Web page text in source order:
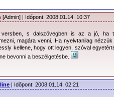
[Admin] | Időpont: 2008.01.14. 10:37
versben, s dalszövegben is az a jó, ha
magára venni. Ha nyelvtanilag
kellene, hogy ott legyen, szóval
bevonni a beszélgetésbe.
| Időpont: 2008.01.14. 02:21